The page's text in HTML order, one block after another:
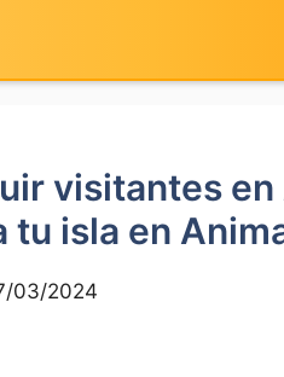
visitantes
tu isla en
03/2024